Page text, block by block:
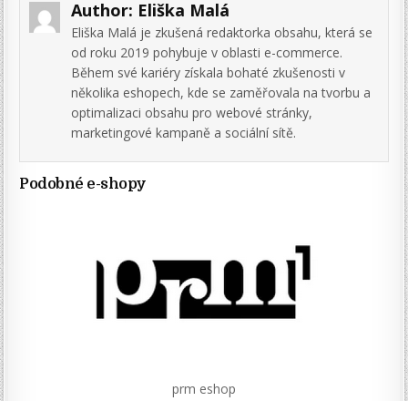
Author: Eliška Malá
Eliška Malá je zkušená redaktorka obsahu, která se
od roku 2019 pohybuje v oblasti e-commerce.
Během své kariéry získala bohaté zkušenosti v
několika eshopech, kde se zaměřovala na tvorbu a
optimalizaci obsahu pro webové stránky,
marketingové kampaně a sociální sítě.
Podobné e-shopy
prm eshop